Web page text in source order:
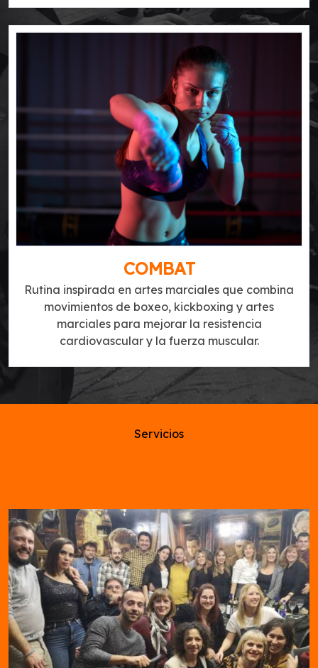
COMBAT
Rutina inspirada en artes marciales que combina
movimientos de boxeo, kickboxing y artes
marciales para mejorar la resistencia
cardiovascular y la fuerza muscular.
Servicios